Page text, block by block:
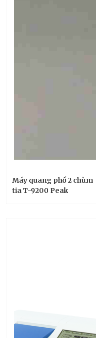
Máy quang phổ 2 chùm
tia T-9200 Peak